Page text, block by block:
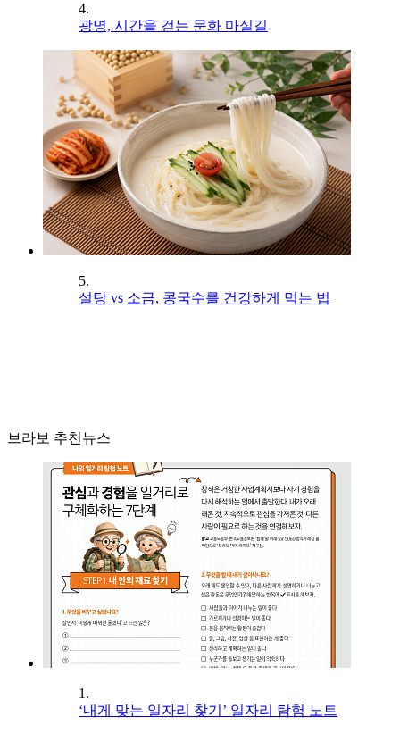
4.
광명, 시간을 걷는 문화 마실길
5.
설탕 vs 소금, 콩국수를 건강하게 먹는 법
브라보 추천뉴스
1.
‘내게 맞는 일자리 찾기’ 일자리 탐험 노트